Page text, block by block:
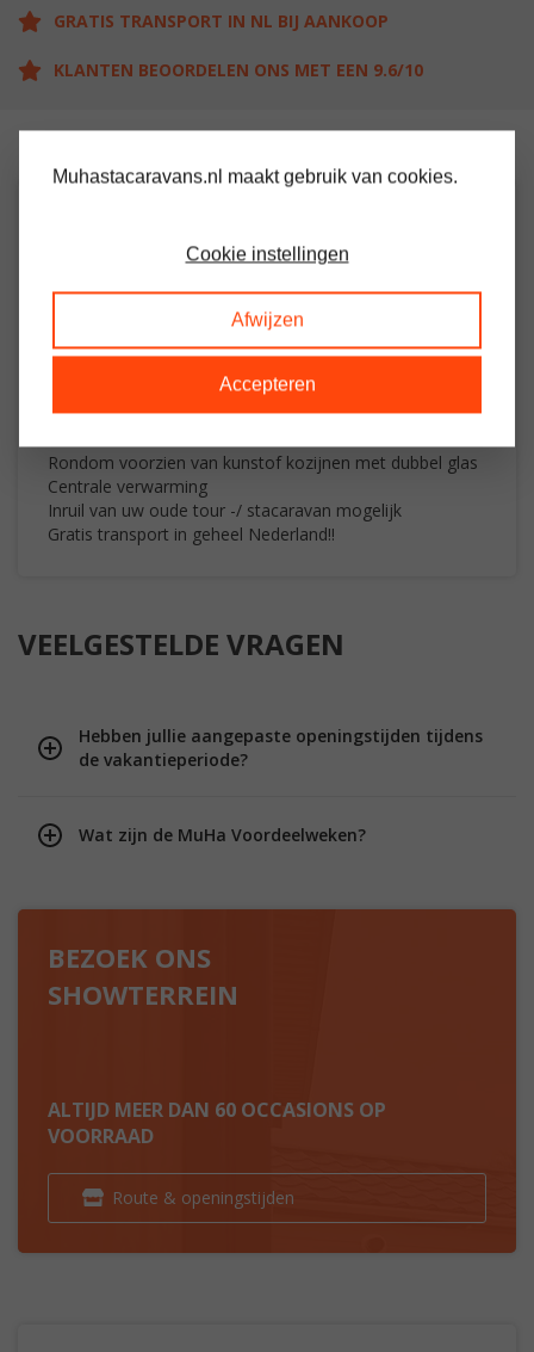
GRATIS TRANSPORT IN NL BIJ AANKOOP
KLANTEN BEOORDELEN ONS MET EEN 9.6/10
Ruime middenkamer stacaravan met 3 slaapkamers
Woon / leefruimte met electrische kachel
Keuken met oven / grill en koelkast
2 Slaapkamers met 2 losse bedden
Rondom voorzien van kunstof kozijnen met dubbel glas
Centrale verwarming
Inruil van uw oude tour -/ stacaravan mogelijk
Gratis transport in geheel Nederland!!
VEELGESTELDE VRAGEN
Hebben jullie aangepaste openingstijden tijdens
de vakantieperiode?
Wat zijn de MuHa Voordeelweken?
BEZOEK ONS
SHOWTERREIN
ALTIJD MEER DAN 60 OCCASIONS OP
VOORRAAD
Route & openingstijden
Muhastacaravans.nl maakt gebruik van cookies.
Cookie instellingen
Afwijzen
Accepteren